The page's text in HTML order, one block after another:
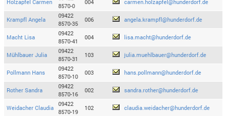
Holzapfel Carmen
8570-0
004 carmen.holzapfel@hunderdorf.de
Krampfl Angela
09422
8570-35
006 angela.krampfl@hunderdorf.de
Macht Lisa
09422
8570-41
004 lisa.macht@hunderdorf.de
Mühlbauer Julia
09422
8570-31
103 julia.muehlbauer@hunderdorf.de
Pollmann Hans
09422
8570-10
003 hans.pollmann@hunderdorf.de
Rother Sandra
09422
8570-16
002 sandra.rother@hunderdorf.de
Weidacher Claudia
09422
8570-19
102 claudia.weidacher@hunderdorf.de